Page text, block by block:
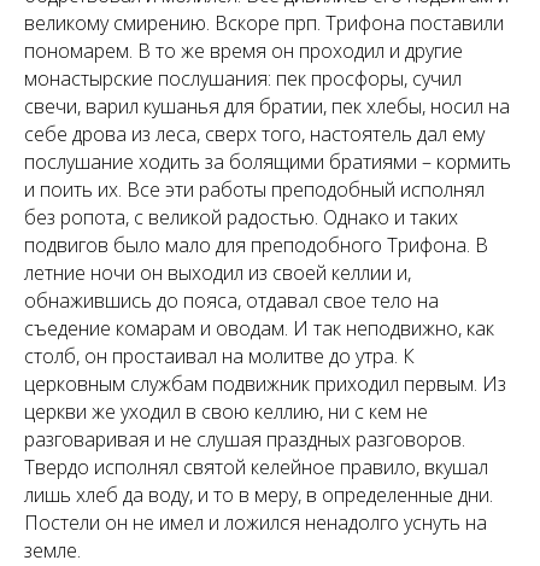
великому смирению. Вскоре прп. Трифона поставили
пономарем. В то же время он проходил и другие
монастырские послушания: пек просфоры, сучил
свечи, варил кушанья для братии, пек хлебы, носил на
себе дрова из леса, сверх того, настоятель дал ему
послушание ходить за болящими братиями – кормить
и поить их. Все эти работы преподобный исполнял
без ропота, с великой радостью. Однако и таких
подвигов было мало для преподобного Трифона. В
летние ночи он выходил из своей келлии и,
обнажившись до пояса, отдавал свое тело на
съедение комарам и оводам. И так неподвижно, как
столб, он простаивал на молитве до утра. К
церковным службам подвижник приходил первым. Из
церкви же уходил в свою келлию, ни с кем не
разговаривая и не слушая праздных разговоров.
Твердо исполнял святой келейное правило, вкушал
лишь хлеб да воду, и то в меру, в определенные дни.
Постели он не имел и ложился ненадолго уснуть на
земле.